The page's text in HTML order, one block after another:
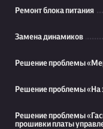
Ремонт блока питания
Замена динамиков
Решение проблемы
Решение проблемы «На
Решение проблемы
прошивки платы